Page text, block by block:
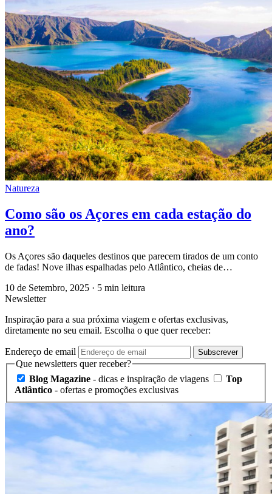
Natureza
Como são os Açores em cada estação do
ano?
Os Açores são daqueles destinos que parecem tirados de um conto
de fadas! Nove ilhas espalhadas pelo Atlântico, cheias de…
10 de Setembro, 2025 · 5 min leitura
Newsletter
Inspiração para a sua próxima viagem e ofertas exclusivas,
diretamente no seu email. Escolha o que quer receber:
Endereço de email Subscrever
Que newsletters quer receber?
Blog Magazine - dicas e inspiração de viagens
Top
Atlântico - ofertas e promoções exclusivas